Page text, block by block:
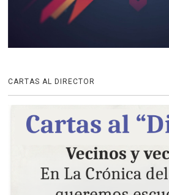
CARTAS AL DIRECTOR